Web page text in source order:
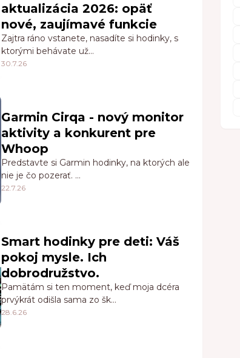
aktualizácia 2026: opäť
nové, zaujímavé funkcie
Zajtra ráno vstanete, nasadíte si hodinky, s
ktorými behávate už…
30.7.26
Garmin Cirqa - nový monitor
aktivity a konkurent pre
Whoop
Predstavte si Garmin hodinky, na ktorých ale
nie je čo pozerať. …
22.7.26
Smart hodinky pre deti: Váš
pokoj mysle. Ich
dobrodružstvo.
Pamätám si ten moment, keď moja dcéra
prvýkrát odišla sama zo šk…
28.6.26